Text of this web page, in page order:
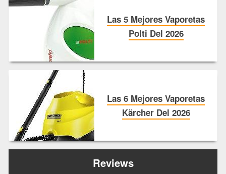
Las 5 Mejores Vaporetas
Polti Del 2026
Las 6 Mejores Vaporetas
Kärcher Del 2026
Reviews